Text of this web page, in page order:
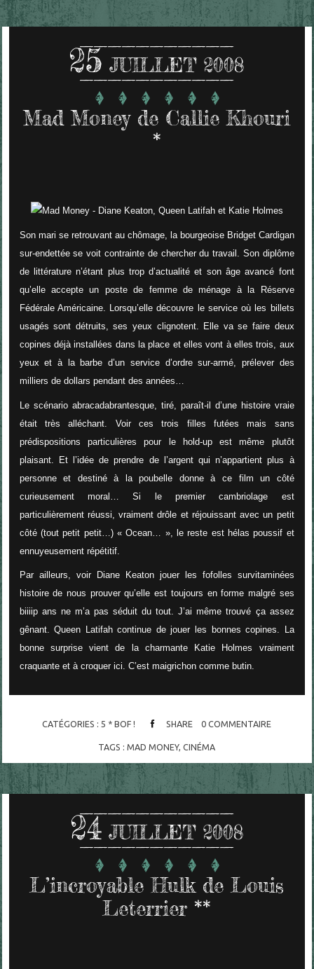
25 JUILLET 2008
Mad Money de Callie Khouri
*
Son mari se retrouvant au chômage, la bourgeoise Bridget Cardigan
sur-endettée se voit contrainte de chercher du travail. Son diplôme
de littérature n’étant plus trop d’actualité et son âge avancé font
qu’elle accepte un poste de femme de ménage à la Réserve
Fédérale Américaine. Lorsqu’elle découvre le service où les billets
usagés sont détruits, ses yeux clignotent. Elle va se faire deux
copines déjà installées dans la place et elles vont à elles trois, aux
yeux et à la barbe d’un service d’ordre sur-armé, prélever des
milliers de dollars pendant des années…
Le scénario abracadabrantesque, tiré, paraît-il d’une histoire vraie
était très alléchant. Voir ces trois filles futées mais sans
prédispositions particulières pour le hold-up est même plutôt
plaisant. Et l’idée de prendre de l’argent qui n’appartient plus à
personne et destiné à la poubelle donne à ce film un côté
curieusement moral… Si le premier cambriolage est
particulièrement réussi, vraiment drôle et réjouissant avec un petit
côté (tout petit petit…) « Ocean… », le reste est hélas poussif et
ennuyeusement répétitif.
Par ailleurs, voir Diane Keaton jouer les fofolles survitaminées
histoire de nous prouver qu’elle est toujours en forme malgré ses
biiiip ans ne m’a pas séduit du tout. J’ai même trouvé ça assez
gênant. Queen Latifah continue de jouer les bonnes copines. La
bonne surprise vient de la charmante Katie Holmes vraiment
craquante et à croquer ici. C’est maigrichon comme butin.
CATÉGORIES : 5 * BOF ! SHARE 0 COMMENTAIRE
TAGS :MAD MONEY,CINÉMA
24 JUILLET 2008
L’incroyable Hulk de Louis
Leterrier **